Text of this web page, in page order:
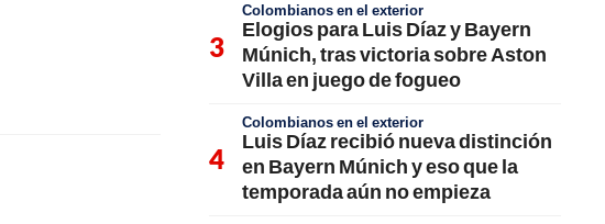
Colombianos en el exterior
Elogios para Luis Díaz y Bayern
Múnich, tras victoria sobre Aston
Villa en juego de fogueo
Colombianos en el exterior
Luis Díaz recibió nueva distinción
en Bayern Múnich y eso que la
temporada aún no empieza